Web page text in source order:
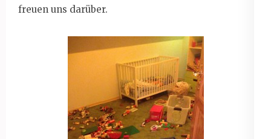
freuen uns darüber.